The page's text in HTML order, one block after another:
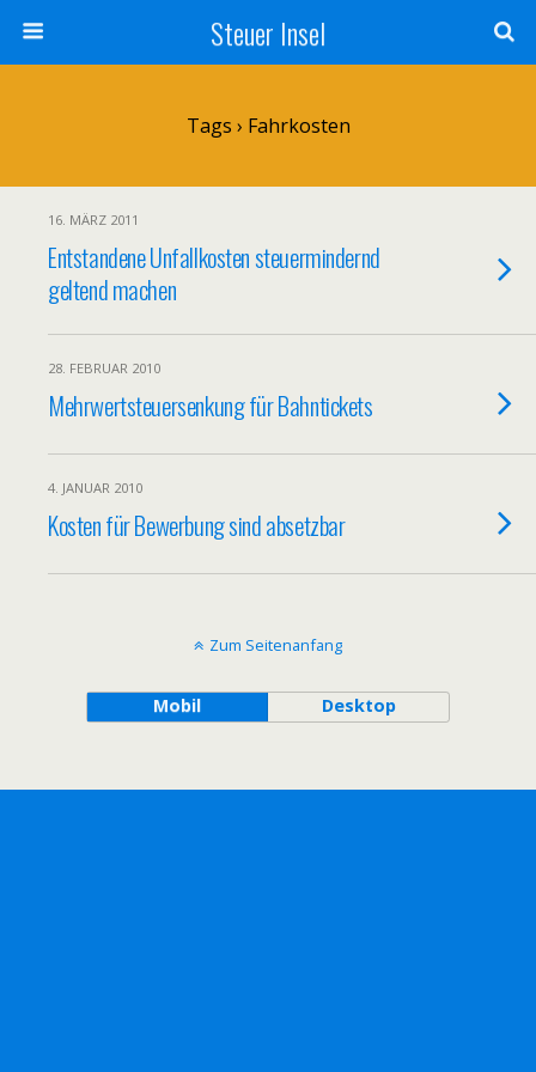
Steuer Insel
Tags › Fahrkosten
16. MÄRZ 2011
Entstandene Unfallkosten steuermindernd
geltend machen
28. FEBRUAR 2010
Mehrwertsteuersenkung für Bahntickets
4. JANUAR 2010
Kosten für Bewerbung sind absetzbar
Zum Seitenanfang
Mobil Desktop